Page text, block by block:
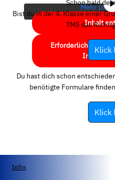
Mehr
Inhalt
Erforderlichen
Inhalte
Schon bald
Bist du in der 4. Klasse einer
TMS das
Klick
Du hast dich schon
benötigte Formulare
Klick
Infos